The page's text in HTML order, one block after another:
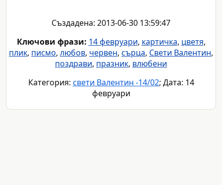
Създадена: 2013-06-30 13:59:47
Ключови фрази: 14 февруари, картичка, цветя,
плик, писмо, любов, червен, сърца, Свети Валентин,
поздрави, празник, влюбени
Категория: свети Валентин -14/02; Дата: 14
февруари